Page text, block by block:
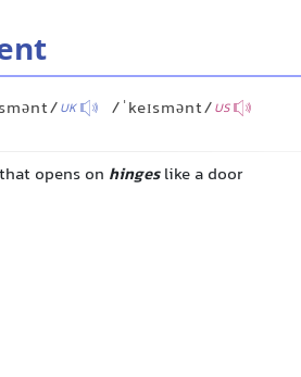
UK /ˈkeɪsmənt/US
opens on hingeslike a door